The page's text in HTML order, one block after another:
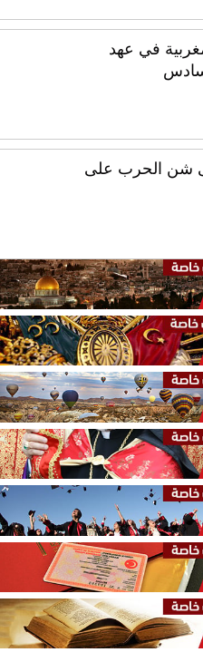
في عهد
شن الحرب على